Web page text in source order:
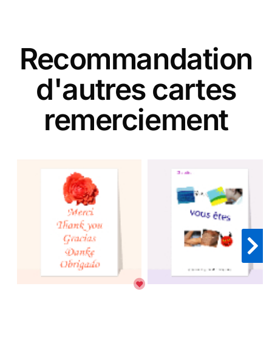
Recommandation
d'autres cartes
remerciement